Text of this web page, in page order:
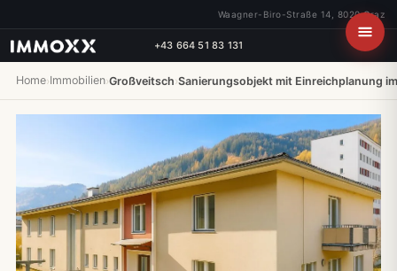
Waagner-Biro-Straße 14, 8020 Graz
+43 664 51 83 131
Home›Immobilien›Großveitsch›Sanierungsobjekt mit Einreichplanung